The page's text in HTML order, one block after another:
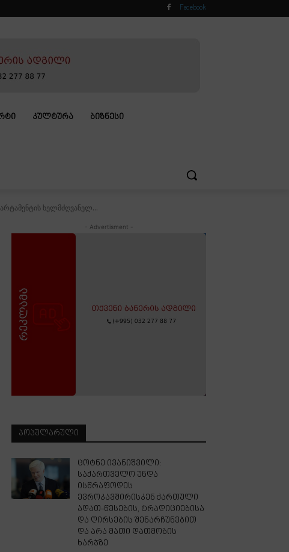
Facebook
ᲙᲣᲚᲢᲣᲠᲐ ᲑᲘᲖᲜᲔᲡᲘ
ხელმძღვანელ...
- Advertisment -
ᲞᲝᲞᲣᲚᲐᲠᲣᲚᲘ
ცოტნე ივანიშვილი:
საქართველო უნდა
ისწრაფოდეს
ევროკავშირისკენ ქართული
ადათ-წესების, ტრადიციებისა
და ღირსების შენარჩუნებით
და არა მათი დათმობის
ხარჯზე